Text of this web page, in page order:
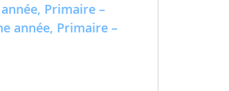
Primaire –
année, Primaire –